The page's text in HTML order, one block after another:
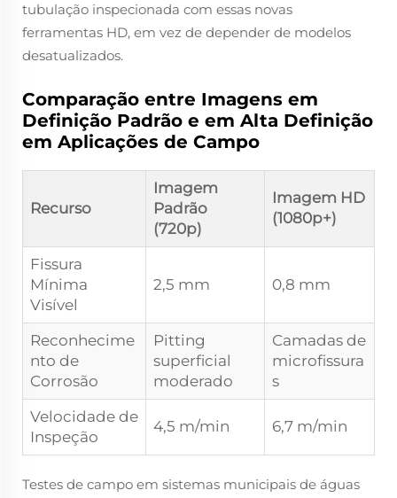
tubulação inspecionada com essas novas
ferramentas HD, em vez de depender de modelos
desatualizados.
Comparação entre Imagens em
Definição Padrão e em Alta Definição
em Aplicações de Campo
Recurso
Imagem
Padrão
(720p)
Imagem HD
(1080p+)
Fissura
Mínima
Visível
2,5 mm 0,8 mm
Reconhecime
nto de
Corrosão
Pitting
superficial
moderado
Camadas de
microfissura
s
Velocidade de
Inspeção
4,5 m/min 6,7 m/min
Testes de campo em sistemas municipais de águas